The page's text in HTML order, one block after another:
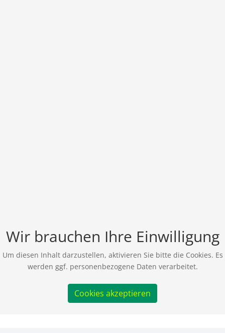
Wir brauchen Ihre Einwilligung
Um diesen Inhalt darzustellen, aktivieren Sie bitte die Cookies. Es
werden ggf. personenbezogene Daten verarbeitet.
Cookies akzeptieren